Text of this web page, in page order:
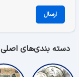
ارسال
دسته بندی‌های اصلی